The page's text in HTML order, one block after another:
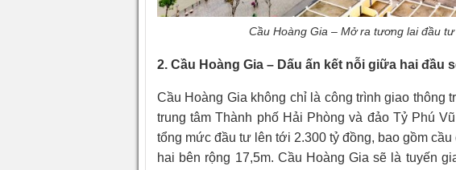
Cầu Hoàng Gia – Mở ra tương lai đầu
2. Cầu Hoàng Gia – Dấu ấn kết nỗi giữa hai đầu
Cầu Hoàng Gia không chỉ là công trình giao thông
trung tâm Thành phố Hải Phòng và đảo Tỷ Phú
tổng mức đầu tư lên tới 2.300 tỷ đồng, bao gồm
hai bên rộng 17,5m. Cầu Hoàng Gia sẽ là tuyến